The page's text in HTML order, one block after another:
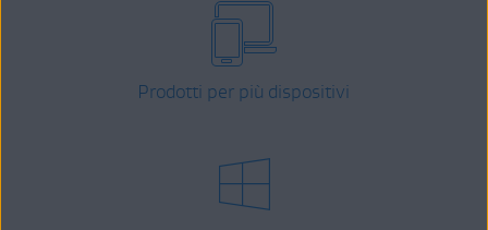
Prodotti per più dispositivi